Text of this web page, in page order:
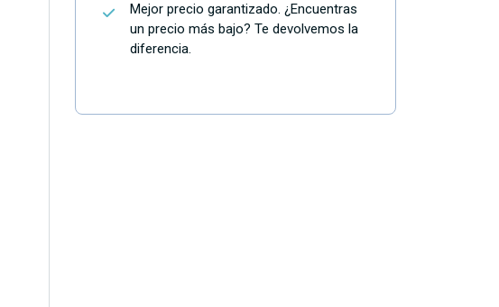
Mejor precio garantizado. ¿Encuentras
un precio más bajo? Te devolvemos la
diferencia.